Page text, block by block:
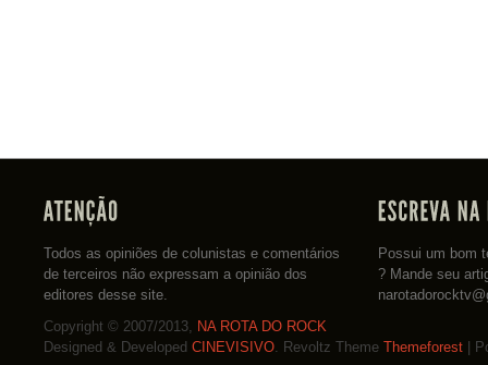
Todos as opiniões de colunistas e comentários
de terceiros não expressam a opinião dos
editores desse site.
Possui um bom
? Mande seu
Copyright © 2007/2013, NA ROTA DO ROCK
Designed & Developed CINEVISIVO. Revoltz Theme Themeforest |